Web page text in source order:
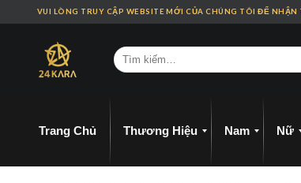
VUI LÒNG TRUY CẬP WEBSITE MỚI CỦA CHÚNG TÔI ĐỂ
Trang Chủ Thương Hiệu Nam Nữ